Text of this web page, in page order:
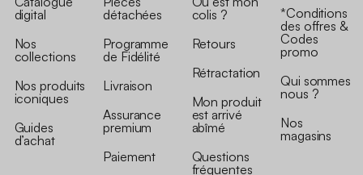
digital
Nos
collections
Nos produits
iconiques
Guides
d’achat
détachées
Programme
de Fidélité
Livraison
Assurance
premium
Paiement
colis ?
Retours
Rétractation
Mon produit
est arrivé
abîmé
Questions
fréquentes
*Conditions
des offres &
Codes
promo
Qui sommes
nous ?
Nos
magasins